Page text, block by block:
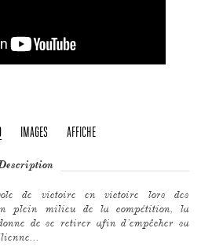
IMAGES AFFICHE
de victoire en victoire lors des
plein milieu de la compétition, la
de se retirer afin d’empêcher sa